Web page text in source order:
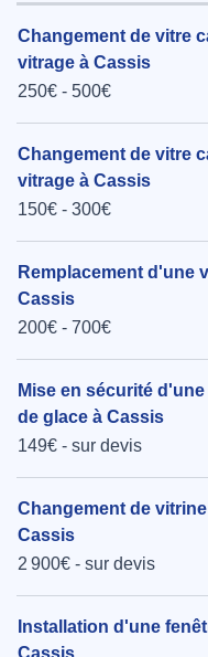
Changement de vitre
vitrage à Cassis
250€ - 500€
Changement de vitre
vitrage à Cassis
150€ - 300€
Remplacement d'une
Cassis
200€ - 700€
Mise en sécurité
de glace à Cassis
149€ - sur devis
Changement de
Cassis
2 900€ - sur devis
Installation d'une